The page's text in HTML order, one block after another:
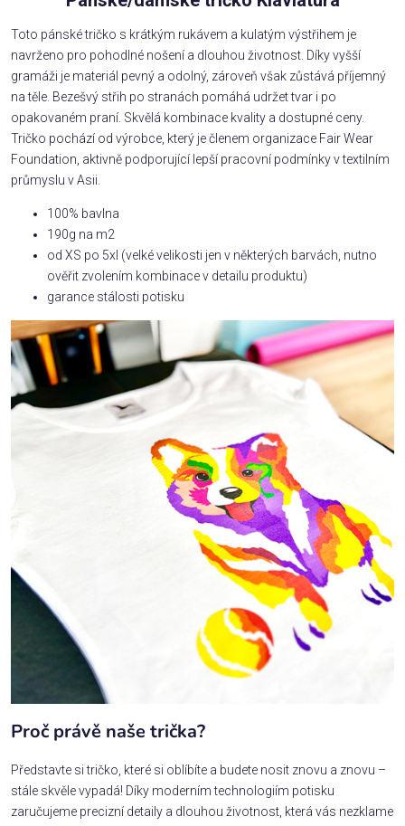
Toto pánské tričko s krátkým rukávem a kulatým výstřihem je
navrženo pro pohodlné nošení a dlouhou životnost. Díky vyšší
gramáži je materiál pevný a odolný, zároveň však zůstává příjemný
na těle. Bezešvý střih po stranách pomáhá udržet tvar i po
opakovaném praní. Skvělá kombinace kvality a dostupné ceny.
Tričko pochází od výrobce, který je členem organizace Fair Wear
Foundation, aktivně podporující lepší pracovní podmínky v textilním
průmyslu v Asii.
100% bavlna
190g na m2
od XS po 5xl (velké velikosti jen v některých barvách, nutno
ověřit zvolením kombinace v detailu produktu)
garance stálosti potisku
Proč právě naše trička?
Představte si tričko, které si oblíbíte a budete nosit znovu a znovu –
stále skvěle vypadá! Díky moderním technologiím potisku
zaručujeme precizní detaily a dlouhou životnost, která vás nezklame